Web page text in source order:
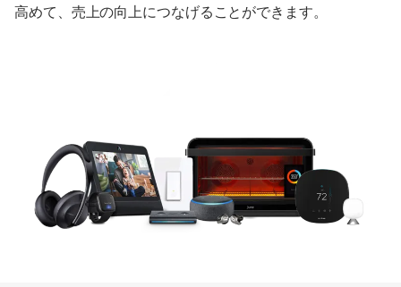
高めて、売上の向上につなげることができます。